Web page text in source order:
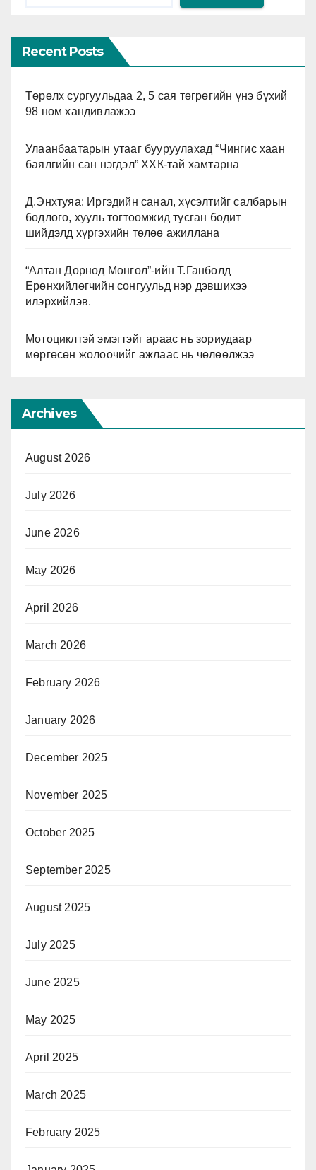
Recent Posts
Төрөлх сургуульдаа 2, 5 сая төгрөгийн үнэ бүхий
98 ном хандивлажээ
Улаанбаатарын утааг бууруулахад “Чингис хаан
баялгийн сан нэгдэл” ХХК-тай хамтарна
Д.Энхтуяа: Иргэдийн санал, хүсэлтийг салбарын
бодлого, хууль тогтоомжид тусган бодит
шийдэлд хүргэхийн төлөө ажиллана
“Алтан Дорнод Монгол”-ийн Т.Ганболд
Ерөнхийлөгчийн сонгуульд нэр дэвшихээ
илэрхийлэв.
Мотоциклтэй эмэгтэйг араас нь зориудаар
мөргөсөн жолоочийг ажлаас нь чөлөөлжээ
Archives
August 2026
July 2026
June 2026
May 2026
April 2026
March 2026
February 2026
January 2026
December 2025
November 2025
October 2025
September 2025
August 2025
July 2025
June 2025
May 2025
April 2025
March 2025
February 2025